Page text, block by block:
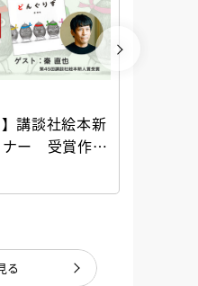
講談社絵本新
ナー 受賞作家
絵本創作実践
る